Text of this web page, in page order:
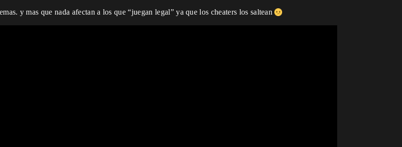
y mas que nada afectan a los que “juegan legal” ya que los cheaters los saltean